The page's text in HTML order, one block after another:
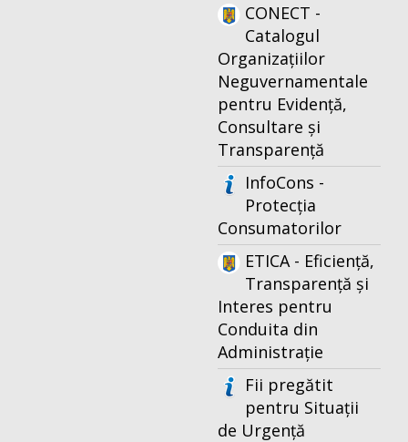
CONECT -
Catalogul
Organizațiilor
Neguvernamentale
pentru Evidență,
Consultare și
Transparență
InfoCons -
Protecția
Consumatorilor
ETICA - Eficiență,
Transparență și
Interes pentru
Conduita din
Administrație
Fii pregătit
pentru Situații
de Urgență